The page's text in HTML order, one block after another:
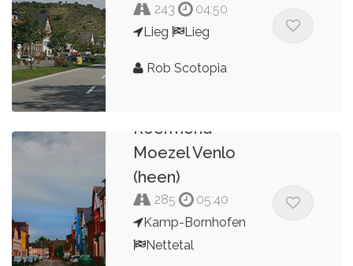
243
04:50
Lieg
Lieg
Rob Scotopia
Roermond
Moezel Venlo
(heen)
285
05:40
Kamp-Bornhofen
Nettetal